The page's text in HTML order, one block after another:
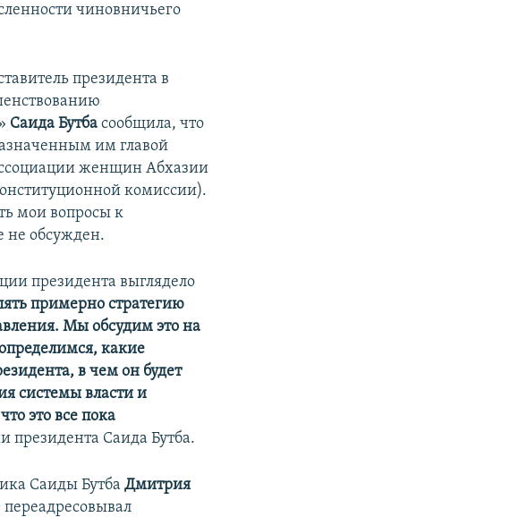
чиновничьего
президента в
Саида Бутба сообщила, что
им главой
женщин Абхазии
комиссии).
мои вопросы к
не обсужден.
президента выглядело
примерно стратегию
Мы обсудим это на
какие
в чем он будет
системы власти и
это все пока
президента Саида Бутба.
Саиды БутбаДмитрия